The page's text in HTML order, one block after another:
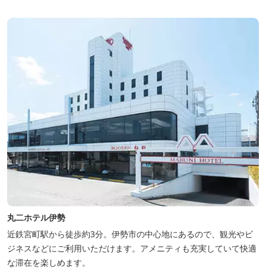
丸二ホテル伊勢
近鉄宮町駅から徒歩約3分。伊勢市の中心地にあるので、観光やビ
ジネスなどにご利用いただけます。アメニティも充実していて快適
な滞在を楽しめます。